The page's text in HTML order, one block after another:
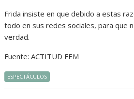
Frida insiste en que debido a estas
todo en sus redes sociales, para que
verdad.
Fuente: ACTITUD FEM
ESPECTÁCULOS